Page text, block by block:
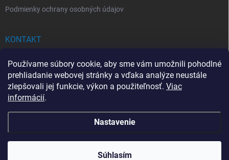
Používame súbory cookie, aby sme vám umožnili pohodlné
prehliadanie webovej stránky a vďaka analýze neustále
zlepšovali jej funkcie, výkon a použiteľnosť. Viac
informácií.
Nastavenie
Súhlasím
Podmienky ochrany osobných údajov
KONTAKT
info@drogerkovo.sk
Copyright 2026Drogerkovo. Všetky práva vyhradené.Upraviť nastavenie
cookies